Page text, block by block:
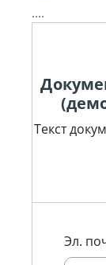
....
Текст
Эл.